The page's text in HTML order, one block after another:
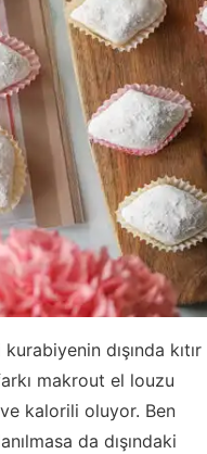
dışında kıtır
makrout el louzu
kalorili oluyor. Ben
da dışındaki